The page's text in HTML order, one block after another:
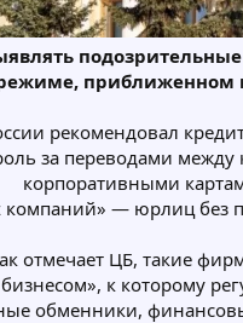
приближенном
рекомендовал
за переводами
корпоративными
компаний» — юрлиц без
отмечает ЦБ, такие
к которому
обменники,